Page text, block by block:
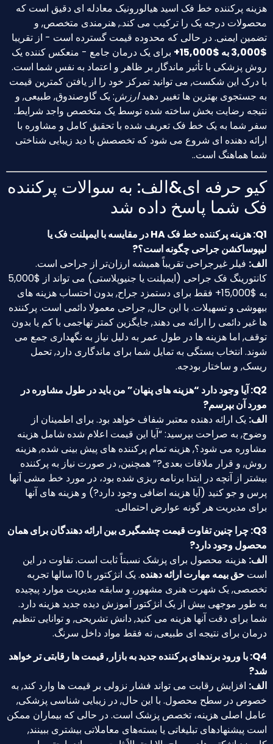
هزینه پرکننده خط فک اسید هیالورونیک معادله ای دقیق است که
محصولات درجه یک را ترکیب می کند., هنرمندی متخصص, و
تضمین ایمنی. در حالی که محدوده قیمت گسترده است - از تقریبا
$3,000 به $15,000+
برای یک درمان جامع - منعکس کننده یک
روش پزشکی با تأثیر ماندگار بر ظاهر و اعتماد به نفس شما است.
با درک این شکست, می توانید تمرکز خود را از یافتن کمترین قیمت
به جستجوی بهترین ها تغییر دهیدارزش: یک گاوصندوق, طبیعی, و
نتیجه رضایت بخش ساخته شده توسط یک متخصص واجد شرایط.
سفر شما به یک خط فک تعریف شده با تحقیق کامل و مشاوره با
ارائه دهنده ای شروع می شود که تخصصش با دید زیبایی شناختی
شما هماهنگ است..
کیو حرفه ای&الف: به سوالات پرکننده
فک شما پاسخ داده شد
Q1: هزینه پرکننده خط فک HA در مقایسه با ایمپلنت فک یا
لیپوساکشن جراحی چگونه است؟?
الف: فیلر غیرجراحی تقریباً همیشه ارزان‌تر از جراحی است.
کانتورینگ فک جراحی (ایمپلنت یا جنیوپلاستی) می تواند از $5,000
به $15,000+ فقط برای دستمزد جراح, بدون احتساب هزینه های
بیهوشی و تسهیلات. با این حال, جراحی معمولا دائمی است. پرکننده
ها غیر دائمی را ارائه می دهند, جایگزین کمتر تهاجمی با کم یا بدون
توقف, اما هزینه ها در طول عمر به دلیل نیاز به نگهداری جمع می
شوند. انتخاب بستگی به تمایل شما برای ماندگاری دارد, تحمل
ریسک, و ساختار بودجه.
Q2: آیا وجود دارد “هزینه های پنهان” من باید در طول مشاوره در
مورد آن بپرسم?
الف: یک ارائه دهنده معتبر شفاف خواهد بود. برای اطمینان از
وضوح, به صراحت بپرسید: “آیا این قیمت اعلام شده شامل هزینه
مشاوره می شود؟, هزینه تمام پرکننده های پیش بینی شده, هزینه
روش, و قرار ملاقات بعدی?” همچنین, در صورت نیاز به پرکننده
بیشتر از آنچه در ابتدا برنامه ریزی شده بود، در مورد خط مشی آنها
پرس و جو کنید (آیا هزینه اضافی وجود دارد?) و هزینه های آنها
برای مدیریت هر گونه عوارض احتمالی.
Q3: چرا چنین تفاوت قیمت چشمگیری بین ارائه دهندگان برای همان
محصول وجود دارد?
الف: هزینه محصول برای پزشک نسبتاً ثابت است. تفاوت در این
است حق بیمه مهارت ارائه دهنده
. یک انژکتور با 10 سالها تجربه
تخصصی, یک شهرت هنری مشهور, و سابقه مدیریت موارد پیچیده
به طور موجهی بیش از یک انژکتور آموزش دیده جدید هزینه دارد.
شما برای دقت آنها هزینه می کنید, دانش تشریحی, و توانایی تنظیم
درمان برای نتیجه ای طبیعی, نه فقط مواد داخل سرنگ.
Q4: با ورود برندهای پرکننده جدید به بازار, قیمت ها رقابتی تر خواهد
شد?
الف: افزایش رقابت می تواند فشار نزولی بر قیمت ها وارد کند, به
خصوص در سطح محصول. با این حال, در زیبایی شناسی پزشکی,
عامل اصلی هزینه، تخصص پزشک است. در حالی که بیماران ممکن
است پیشنهادهای تبلیغاتی یا بسته‌های معاملاتی بیشتری ببینند,